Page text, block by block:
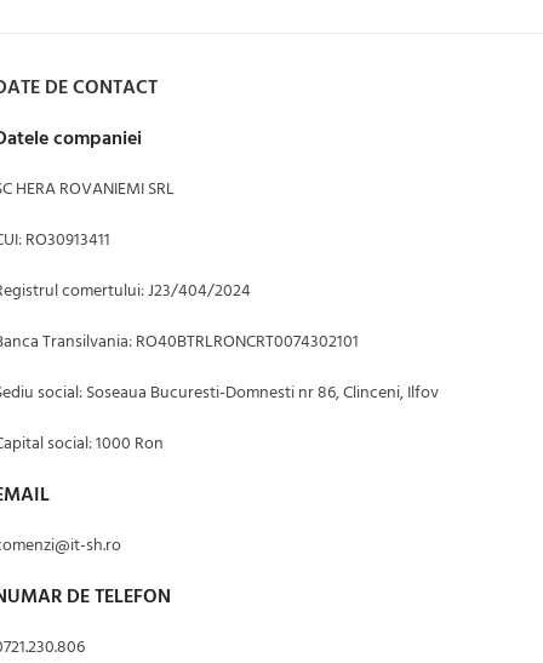
DE CONTACT
companiei
HERA ROVANIEMI SRL
RO30913411
comertului: J23/404/2024
Transilvania: RO40BTRLRONCRT0074302101
social: Soseaua Bucuresti-Domnesti nr 86, Clinceni, Ilfov
social: 1000 Ron
sh.ro
DE TELEFON